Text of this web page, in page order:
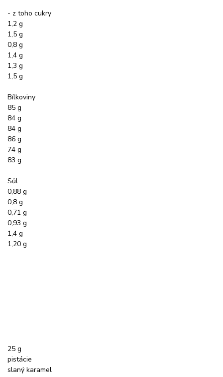
- z toho cukry
1,2 g
1,5 g
0,8 g
1,4 g
1,3 g
1,5 g
Bílkoviny
85 g
84 g
84 g
86 g
74 g
83 g
Sůl
0,88 g
0,8 g
0,71 g
0,93 g
1,4 g
1,20 g
25 g
pistácie
slaný karamel